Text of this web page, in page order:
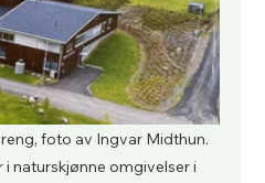
foto av Ingvar Midthun.
naturskjønne omgivelser i